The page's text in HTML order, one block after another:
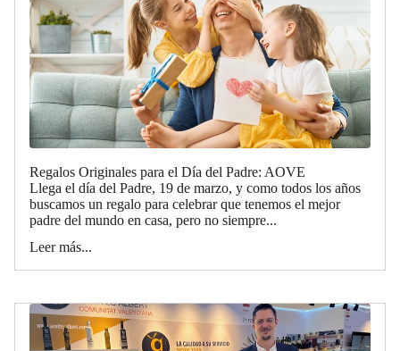
Regalos Originales para el Día del Padre: AOVE
Llega el día del Padre, 19 de marzo, y como todos los años
buscamos un regalo para celebrar que tenemos el mejor
padre del mundo en casa, pero no siempre...
Leer más...